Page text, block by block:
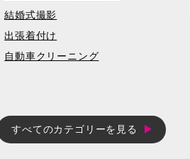
結婚式撮影
出張着付け
自動車クリーニング
すべてのカテゴリーを見る